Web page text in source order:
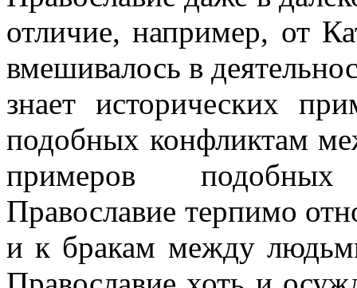
отличие, например, от
вмешивалось в
знает исторических
подобных конфликтам
примеров
Православие терпимо
и к бракам между